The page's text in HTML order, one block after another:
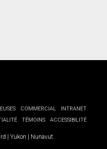
COMMERCIAL
INTRANET
TÉMOINS ACCESSIBILITÉ
| Yukon | Nunavut